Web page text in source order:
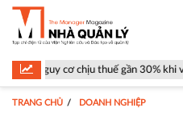
thuế gần 30% khi vào Mỹ
TRANG CHỦ DOANH NGHIỆP